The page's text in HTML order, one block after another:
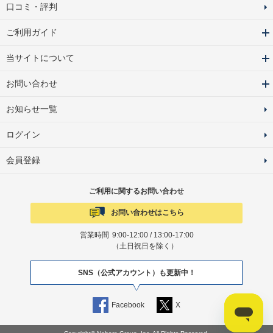
口コミ・評判
ご利用ガイド
当サイトについて
お問い合わせ
お知らせ一覧
ログイン
会員登録
ご利用に関するお問い合わせ
お問い合わせはこちら
営業時間 9:00-12:00 / 13:00-17:00
（土日祝日を除く）
SNS（公式アカウント）も更新中！
Facebook X